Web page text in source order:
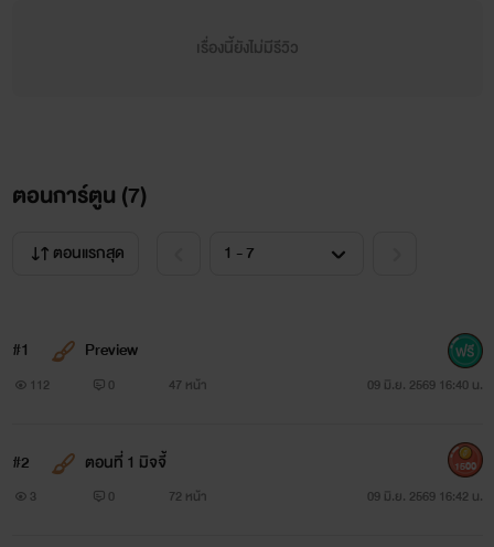
เรื่องนี้ยังไม่มีรีวิว
ตอนการ์ตูน (7)
ตอนแรกสุด
#1 Preview
112 0 47 หน้า 09 มิ.ย. 2569 16:40 น.
#2 ตอนที่ 1 มิจจี้
3 0 72 หน้า 09 มิ.ย. 2569 16:42 น.
1500